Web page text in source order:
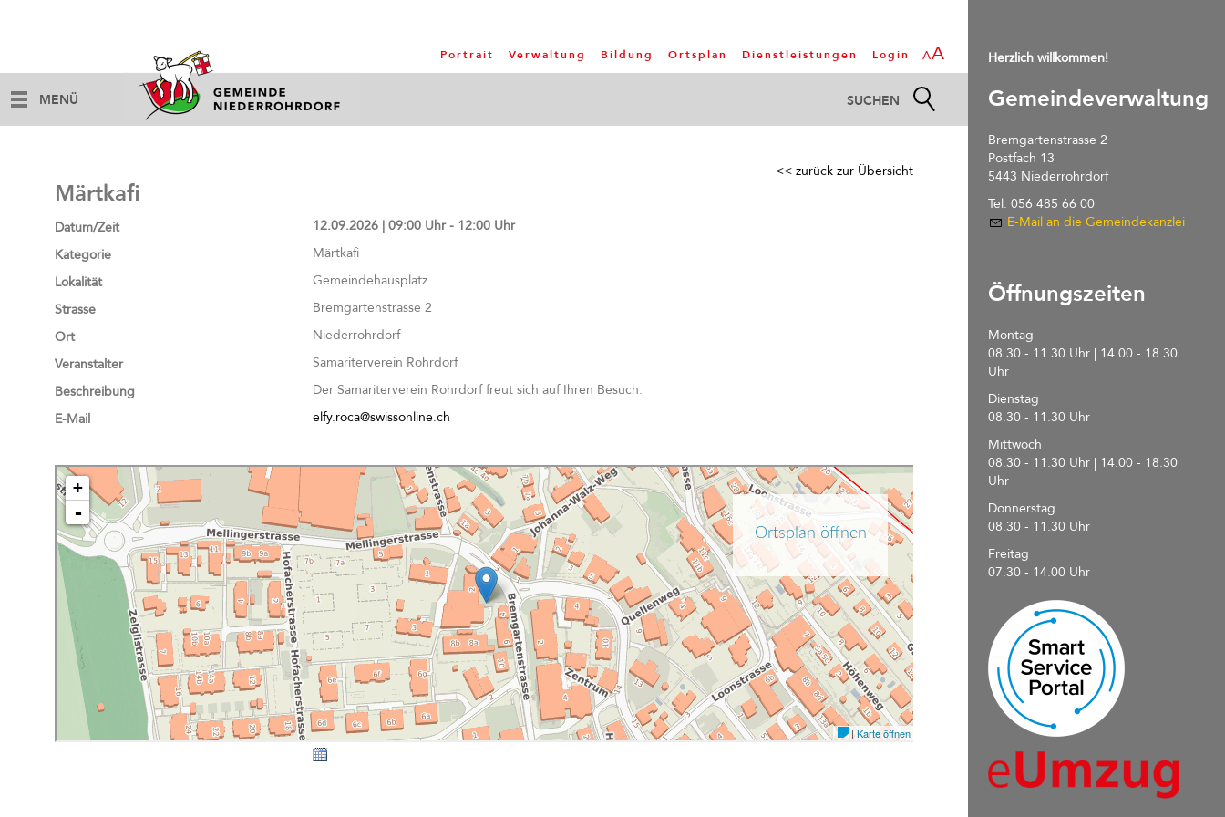
AA
Portrait Verwaltung Bildung Ortsplan Dienstleistungen Login
MENÜ
<< zurück zur Übersicht
Märtkafi
Datum/Zeit
12.09.2026 | 09:00 Uhr - 12:00 Uhr
Kategorie
Märtkafi
Lokalität
Gemeindehausplatz
Strasse
Bremgartenstrasse 2
Ort
Niederrohrdorf
Veranstalter
Samariterverein Rohrdorf
Beschreibung
Der Samariterverein Rohrdorf freut sich auf Ihren Besuch.
E-Mail
elfy.roca@swissonline.ch
Herzlich willkommen!
Gemeindeverwaltung
Bremgartenstrasse 2
Postfach 13
5443 Niederrohrdorf
Tel. 056 485 66 00
E-Mail an die Gemeindekanzlei
Öffnungszeiten
Montag
08.30 - 11.30 Uhr | 14.00 - 18.30
Uhr
Dienstag
08.30 - 11.30 Uhr
Mittwoch
08.30 - 11.30 Uhr | 14.00 - 18.30
Uhr
Donnerstag
08.30 - 11.30 Uhr
Freitag
07.30 - 14.00 Uhr